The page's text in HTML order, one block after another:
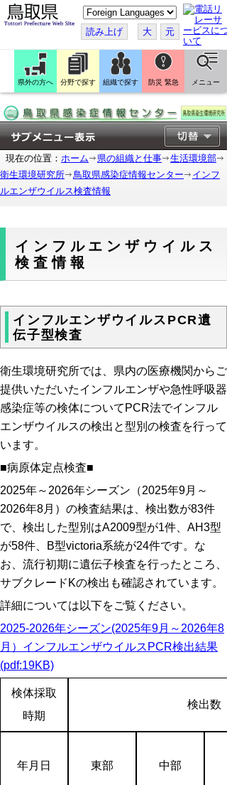
こ
の
ペ
ー
ジ
翻
訳
す
読み上げ 大 元
県外の方へ 分野で探す 組織で探す 防災 緊急 メニュー
現在の位置： ホーム 県の組織と仕事
生活環境部
衛生環境研究所
鳥取県感染症情報センター
インフ
ルエンザウイルス検査情報
インフルエンザウイルス
検査情報
インフルエンザウイルスPCR遺
伝子型検査
衛生環境研究所では、県内の医療機関からご
提供いただいたインフルエンザや急性呼吸器
感染症等の検体についてPCR法でインフル
エンザウイルスの検出と型別の検査を行って
います。
■病原体定点検査■
2025年～2026年シーズン（2025年9月～
2026年8月 ）の検査結果は、検出数が83件
で、検出した型別はA2009型が1件、 AH3型
が58件、B型victoria系統が24件です。な
お、流行初期に遺伝子検査を行ったところ、
サブクレードKの検出も確認されています。
詳細については以下をご覧ください。
2025-2026年シーズン(2025年9月～2026年8
月）インフルエンザウイルスPCR検出結果
(pdf:19KB)
検体採取
時期
検出数
年月日 東部 中部